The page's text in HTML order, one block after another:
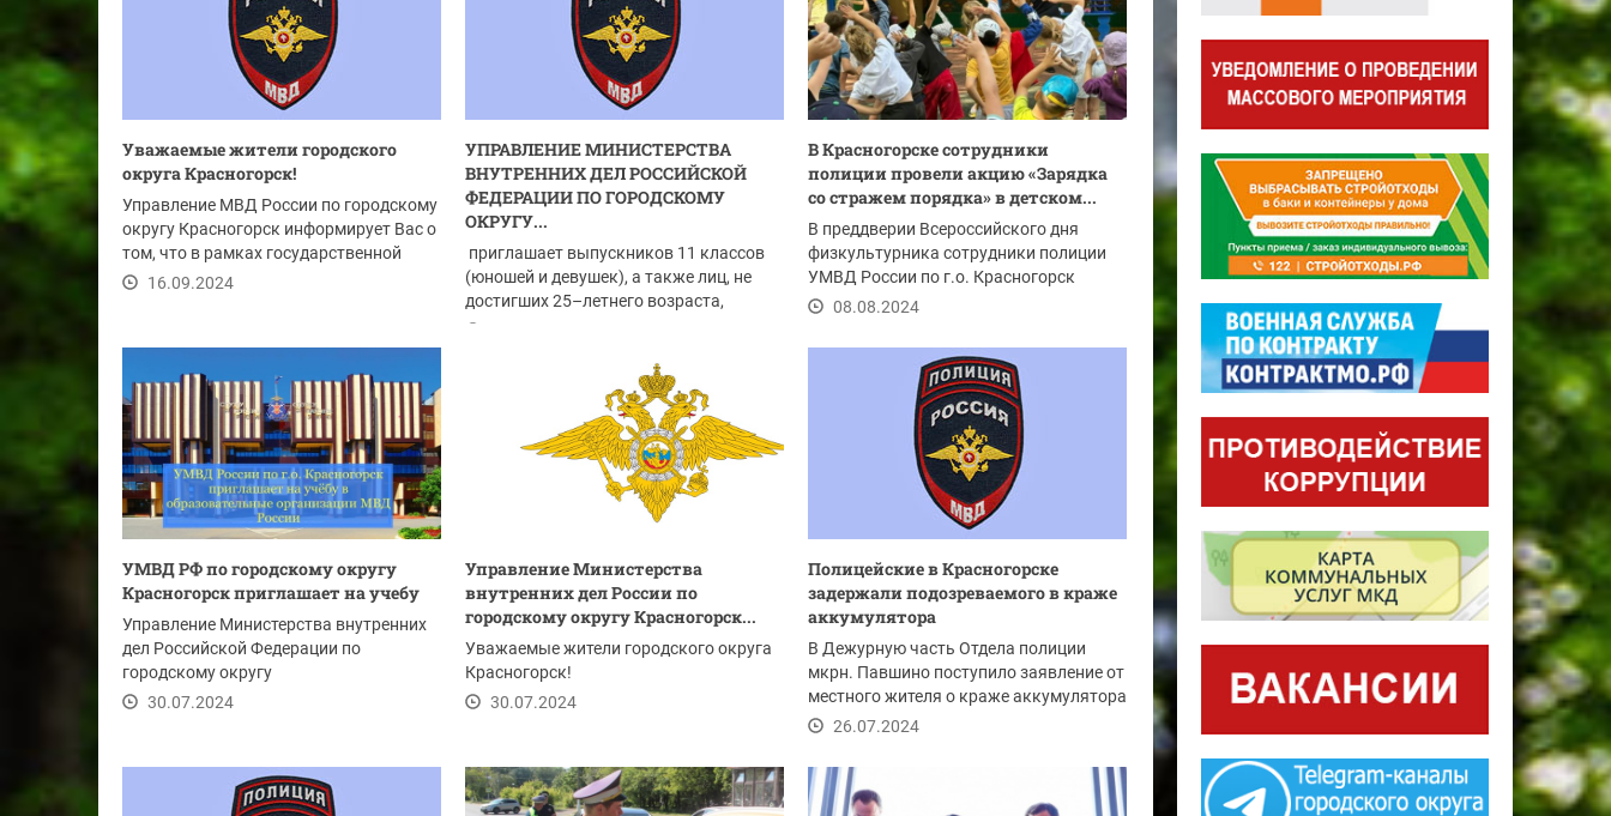
Уважаемые жители городского
округа Красногорск!
Управление МВД России по городскому
округу Красногорск информирует Вас о
том, что в рамках государственной
программы...
16.09.2024
УПРАВЛЕНИЕ МИНИСТЕРСТВА
ВНУТРЕННИХ ДЕЛ РОССИЙСКОЙ
ФЕДЕРАЦИИ ПО ГОРОДСКОМУ
ОКРУГУ...
приглашает выпускников 11 классов
(юношей и девушек), а также лиц, не
достигших 25–летнего возраста,
имеющих...
В Красногорске сотрудники
полиции провели акцию «Зарядка
со стражем порядка» в детском...
В преддверии Всероссийского дня
физкультурника сотрудники полиции
УМВД России по г.о. Красногорск
провели акцию...
08.08.2024
УМВД РФ по городскому округу
Красногорск приглашает на учебу
Управление Министерства внутренних
дел Российской Федерации по
городскому округу
Красногорск приглашает
30.07.2024
Управление Министерства
внутренних дел России по
городскому округу Красногорск...
Уважаемые жители городского округа
Красногорск!
30.07.2024
Полицейские в Красногорске
задержали подозреваемого в краже
аккумулятора
В Дежурную часть Отдела полиции
мкрн. Павшино поступило заявление от
местного жителя о краже аккумулятора
от...26.07.2024